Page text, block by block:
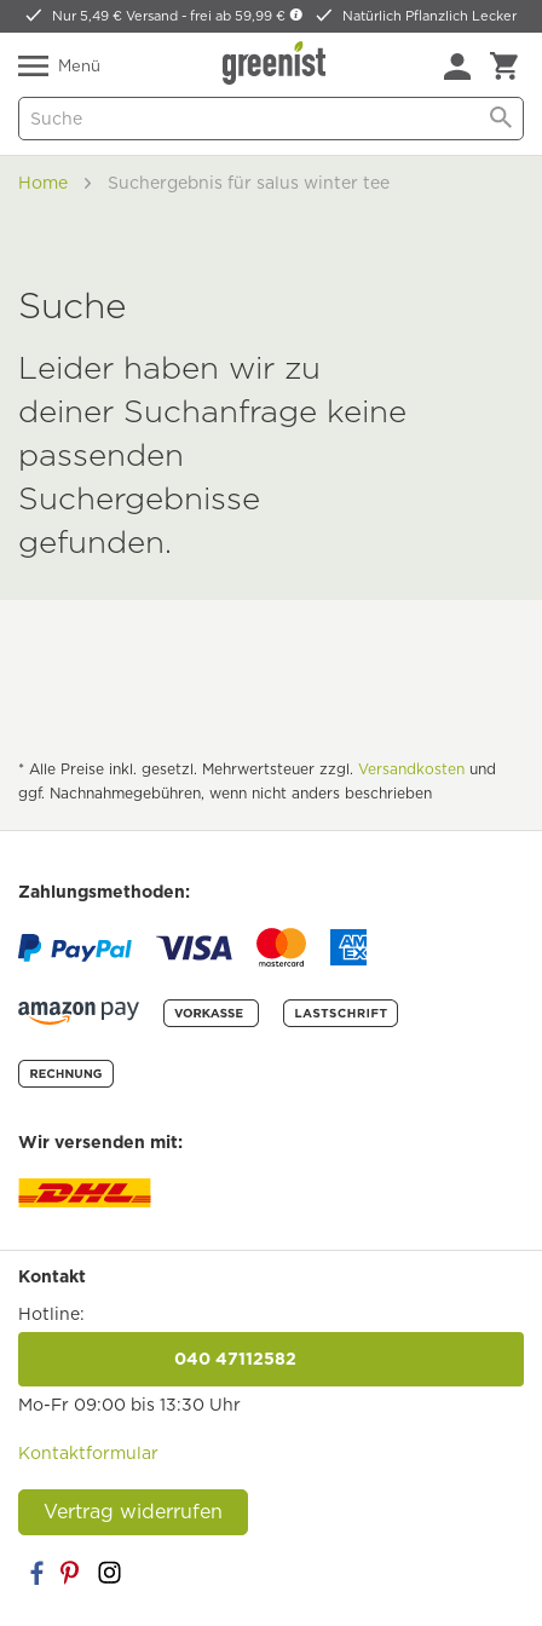
Nur 5,49 € Versand -frei ab 59,99 € Natürlich Pflanzlich Lecker
Menü
Home Suchergebnis für salus winter tee
Suche
Leider haben wir zu
deiner Suchanfrage keine
passenden
Suchergebnisse
gefunden.
* Alle Preise inkl. gesetzl. Mehrwertsteuer zzgl. Versandkosten und
ggf. Nachnahmegebühren, wenn nicht anders beschrieben
Zahlungsmethoden:
Wir versenden mit:
Kontakt
Hotline:
040 47112582
Mo-Fr 09:00 bis 13:30 Uhr
Kontaktformular
Vertrag widerrufen